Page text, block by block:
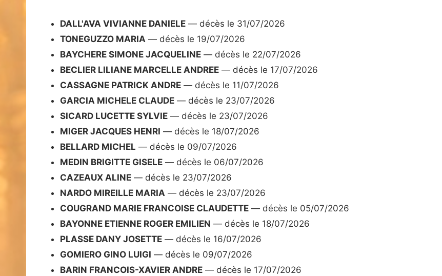
DALL'AVA VIVIANNE DANIELE — décès le 31/07/2026
TONEGUZZO MARIA — décès le 19/07/2026
BAYCHERE SIMONE JACQUELINE — décès le 22/07/2026
BECLIER LILIANE MARCELLE ANDREE — décès le 17/07/2026
CASSAGNE PATRICK ANDRE — décès le 11/07/2026
GARCIA MICHELE CLAUDE — décès le 23/07/2026
SICARD LUCETTE SYLVIE — décès le 23/07/2026
MIGER JACQUES HENRI — décès le 18/07/2026
BELLARD MICHEL — décès le 09/07/2026
MEDIN BRIGITTE GISELE — décès le 06/07/2026
CAZEAUX ALINE — décès le 23/07/2026
NARDO MIREILLE MARIA — décès le 23/07/2026
COUGRAND MARIE FRANCOISE CLAUDETTE — décès le 05/07/2026
BAYONNE ETIENNE ROGER EMILIEN — décès le 18/07/2026
PLASSE DANY JOSETTE — décès le 16/07/2026
GOMIERO GINO LUIGI — décès le 09/07/2026
BARIN FRANCOIS-XAVIER ANDRE — décès le 17/07/2026